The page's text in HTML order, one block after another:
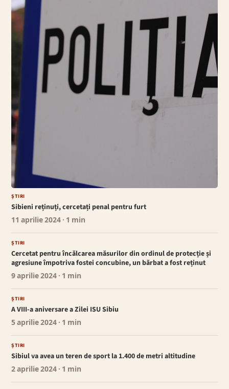
ȘTIRI
Sibieni reținuți, cercetați penal pentru furt
11 aprilie 2024 · 1 min
ȘTIRI
Cercetat pentru încălcarea măsurilor din ordinul de protecție și
agresiune împotriva fostei concubine, un bărbat a fost reținut
9 aprilie 2024 · 1 min
ȘTIRI
A VIII-a aniversare a Zilei ISU Sibiu
5 aprilie 2024 · 1 min
ȘTIRI
Sibiul va avea un teren de sport la 1.400 de metri altitudine
2 aprilie 2024 · 1 min